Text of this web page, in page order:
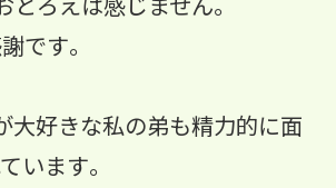
です。
大好きな私の弟も精力的に面
います。